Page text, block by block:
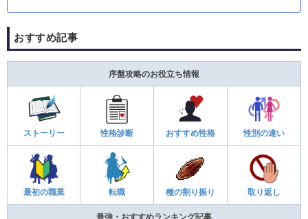
おすすめ記事
序盤攻略のお役立ち情報
ストーリー 性格診断 おすすめ性格 性別の違い
最初の職業 転職 種の割り振り 取り返し
最強・おすすめランキング記事